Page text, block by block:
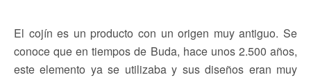
El cojín es un producto con un origen muy antiguo. Se
conoce que en tiempos de Buda, hace unos 2.500 años,
este elemento ya se utilizaba y sus diseños eran muy